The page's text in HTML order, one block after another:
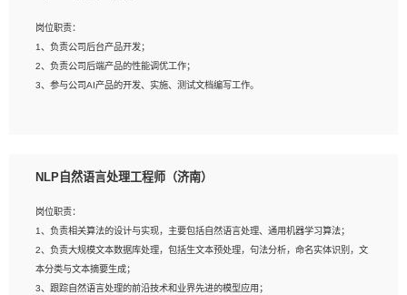
5、善于沟通，具有团队意识；
岗位职责：
1、负责公司后台产品开发；
2、负责公司后端产品的性能调优工作；
3、参与公司AI产品的开发、实施、测试文档编写工作。
验的更佳；
3、熟悉数据库开发，熟悉Mysql、Oracle、MongoDb数据库应用开发其中一种；
4、熟悉Python Wed框架（Django/Flask...）代码能力优秀，熟悉编码规范和具备
良好的文档编写能力）；
5、沟通表达能力强，具备团队协作能力。
NLP自然语言处理工程师（济南）
岗位职责：
1、负责相关算法的设计与实现，主要包括自然语言处理、通用机器学习算法；
2、负责大规模文本数据库处理，包括生文本预处理，句法分析，命名实体识别，文
本分类与文本摘要生成；
3、跟踪自然语言处理的前沿技术和业界先进的模型应用；